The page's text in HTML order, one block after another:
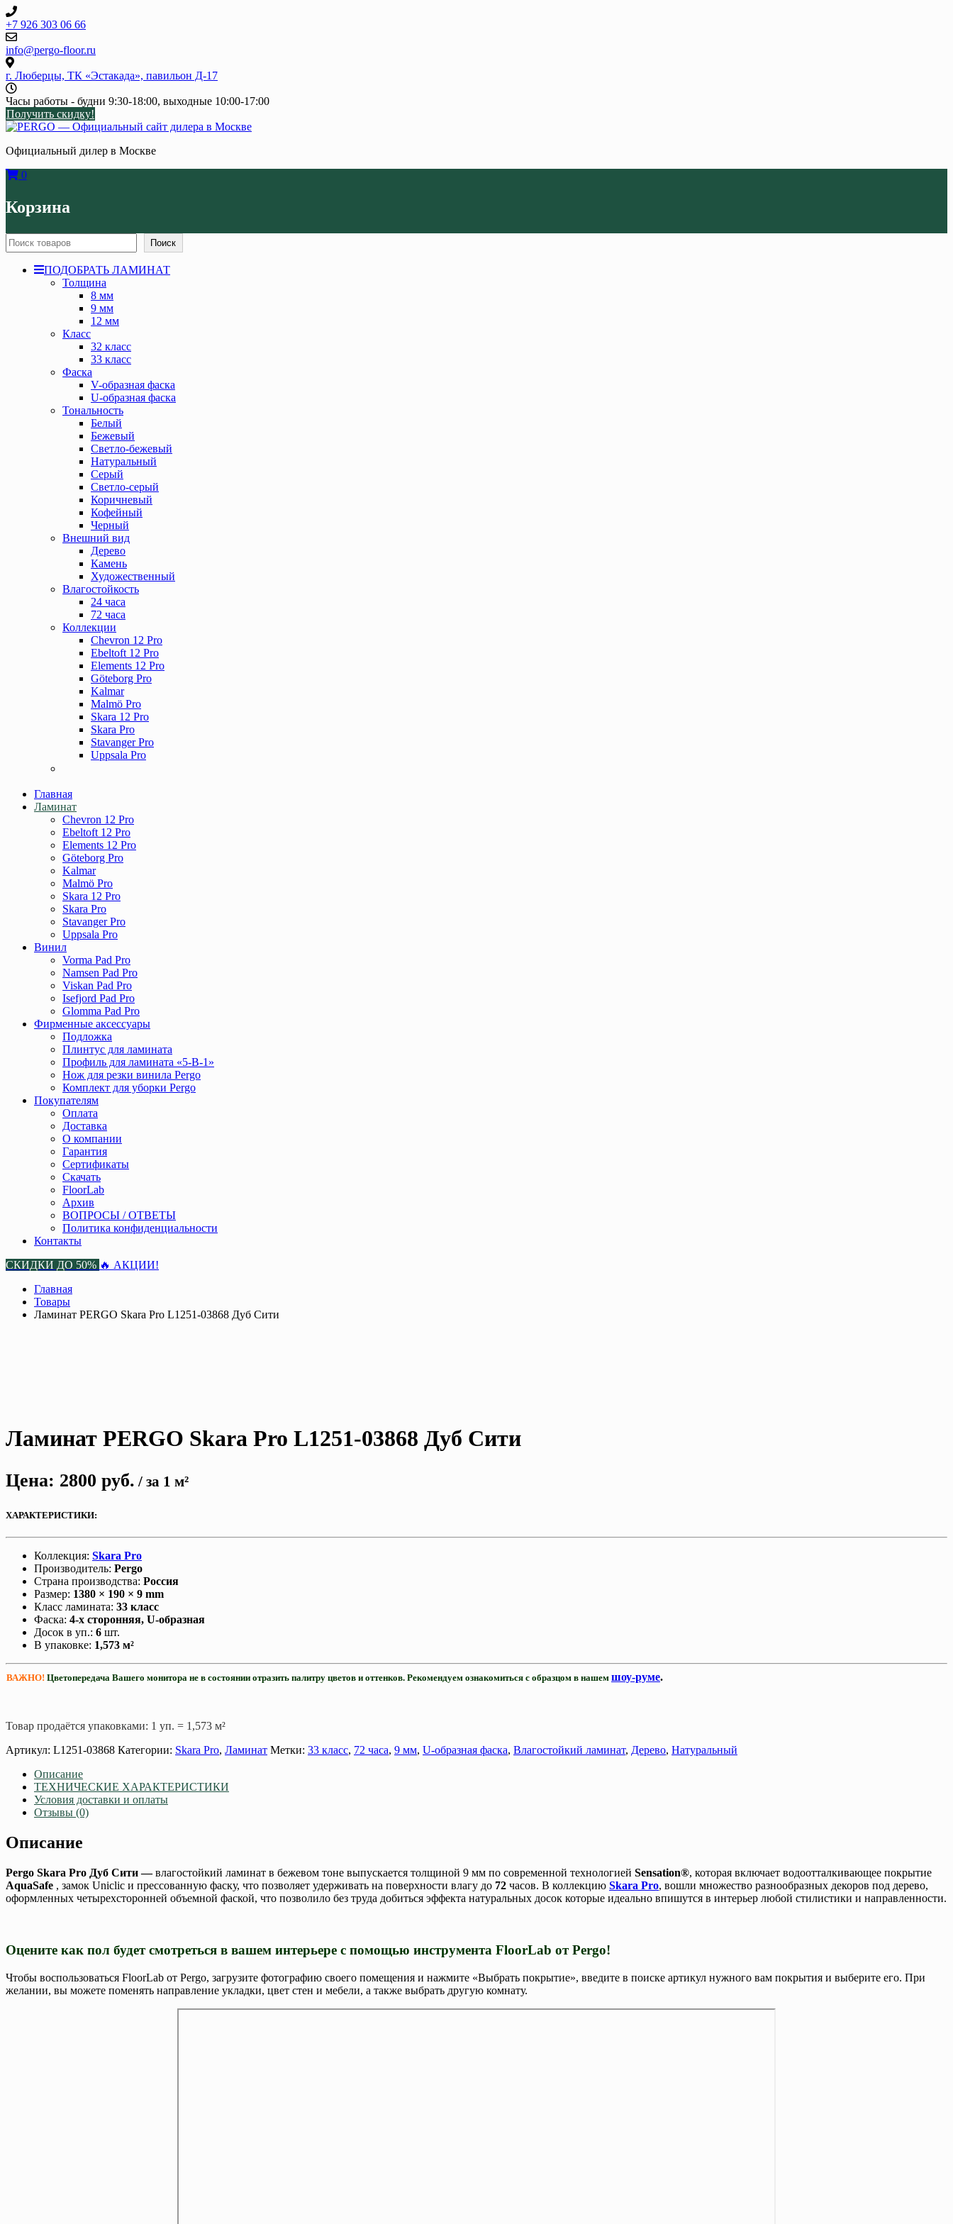
Skip
to
content
+7 926 303 06 66
info@pergo-floor.ru
г. Люберцы, ТК «Эстакада», павильон Д-17
Часы работы - будни 9:30-18:00, выходные 10:00-17:00
Получить скидку!
Официальный дилер в Москве
0
Корзина
Поиск Поиск
ПОДОБРАТЬ ЛАМИНАТ
Толщина
8 мм
9 мм
12 мм
Класс
32 класс
33 класс
Фаска
V-образная фаска
U-образная фаска
Тональность
Белый
Бежевый
Светло-бежевый
Натуральный
Серый
Светло-серый
Коричневый
Кофейный
Черный
Внешний вид
Дерево
Камень
Художественный
Влагостойкость
24 часа
72 часа
Коллекции
Chevron 12 Pro
Ebeltoft 12 Pro
Elements 12 Pro
Göteborg Pro
Kalmar
Malmö Pro
Skara 12 Pro
Skara Pro
Stavanger Pro
Uppsala Pro
Главная
Ламинат
Chevron 12 Pro
Ebeltoft 12 Pro
Elements 12 Pro
Göteborg Pro
Kalmar
Malmö Pro
Skara 12 Pro
Skara Pro
Stavanger Pro
Uppsala Pro
Винил
Vorma Pad Pro
Namsen Pad Pro
Viskan Pad Pro
Isefjord Pad Pro
Glomma Pad Pro
Фирменные аксессуары
Подложка
Плинтус для ламината
Профиль для ламината «5-В-1»
Нож для резки винила Pergo
Комплект для уборки Pergo
Покупателям
Оплата
Доставка
О компании
Гарантия
Сертификаты
Скачать
FloorLab
Архив
ВОПРОСЫ / ОТВЕТЫ
Политика конфиденциальности
Контакты
СКИДКИ ДО 50% 🔥 АКЦИИ!
Главная
Товары
Ламинат PERGO Skara Pro L1251-03868 Дуб Сити
Ламинат PERGO Skara Pro L1251-03868 Дуб Сити
Цена: 2800 руб. / за 1 м²
ХАРАКТЕРИСТИКИ:
Коллекция: Skara Pro
Производитель: Pergo
Страна производства: Россия
Размер: 1380 × 190 × 9 mm
Класс ламината: 33 класс
Фаска: 4-х сторонняя, U-образная
Досок в уп.: 6 шт.
В упаковке: 1,573 м²
ВАЖНО! Цветопередача Вашего монитора не в состоянии отразить палитру цветов и оттенков. Рекомендуем ознакомиться с образцом в нашем шоу-руме.
Товар продаётся упаковками: 1 уп. = 1,573 м²
Артикул: L1251-03868 Категории: Skara Pro, Ламинат Метки: 33 класс, 72 часа, 9 мм, U-образная фаска, Влагостойкий ламинат, Дерево, Натуральный
Описание
ТЕХНИЧЕСКИЕ ХАРАКТЕРИСТИКИ
Условия доставки и оплаты
Отзывы (0)
Описание
Pergo Skara Pro Дуб Сити —влагостойкий ламинат в бежевом тоне выпускается толщиной 9 мм по современной технологией Sensation®, которая включает водоотталкивающее покрытие
AquaSafe , замок Uniclic и прессованную фаску, что позволяет удерживать на поверхности влагу до 72 часов. В коллекцию Skara Pro, вошли множество разнообразных декоров под дерево,
оформленных четырехсторонней объемной фаской, что позволило без труда добиться эффекта натуральных досок которые идеально впишутся в интерьер любой стилистики и направленности.
Оцените как пол будет смотреться в вашем интерьере с помощью инструмента FloorLab отPergo!
Чтобы воспользоваться FloorLab от Pergo, загрузите фотографию своего помещения и нажмите «Выбрать покрытие», введите в поиске артикул нужного вам покрытия и выберите его. При
желании, вы можете поменять направление укладки, цвет стен и мебели, а также выбрать другую комнату.